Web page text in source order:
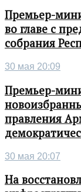
Премьер-
во главе с
собрания
30 мая 20:09
Премьер-
правления
30 мая 20:07
На